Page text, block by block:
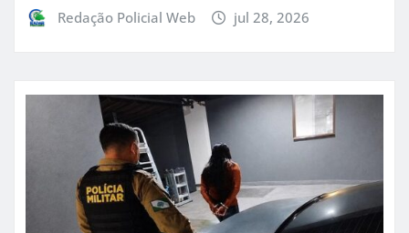
Redação Policial Web jul 28, 2026